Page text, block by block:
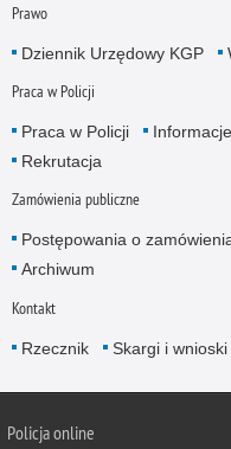
Prawo
Dziennik Urzędowy KGP
Praca w Policji
Praca w Policji Informacje
Rekrutacja
Zamówienia publiczne
Postępowania o
Archiwum
Kontakt
Rzecznik Skargi i wnioski
Policjaonline